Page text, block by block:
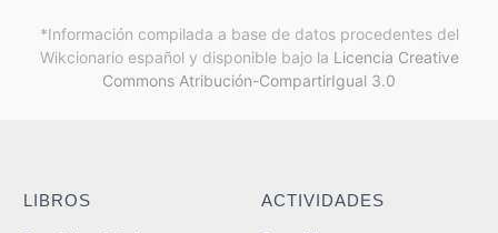
*Información compilada a base de datos procedentes del
Wikcionario español y disponible bajo la Licencia Creative
Commons Atribución-CompartirIgual 3.0
LIBROS ACTIVIDADES